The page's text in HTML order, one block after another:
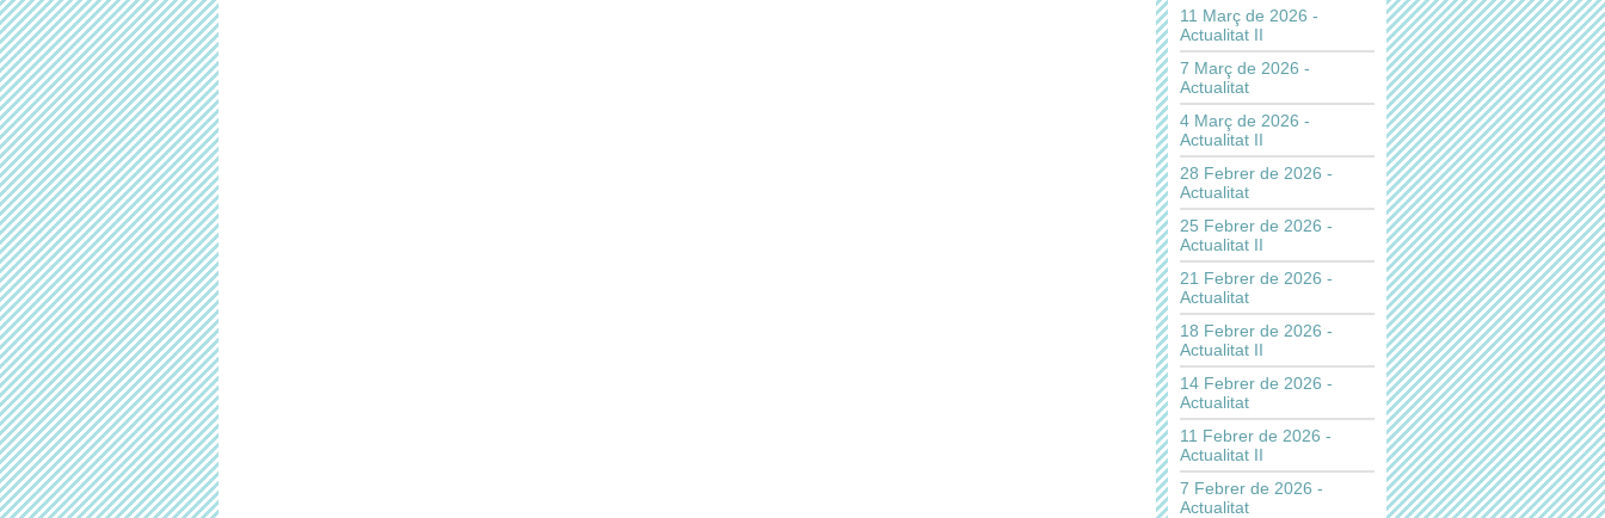
11 Març de 2026 -
Actualitat II
7 Març de 2026 -
Actualitat
4 Març de 2026 -
Actualitat II
28 Febrer de 2026 -
Actualitat
25 Febrer de 2026 -
Actualitat II
21 Febrer de 2026 -
Actualitat
18 Febrer de 2026 -
Actualitat II
14 Febrer de 2026 -
Actualitat
11 Febrer de 2026 -
Actualitat II
7 Febrer de 2026 -
Actualitat